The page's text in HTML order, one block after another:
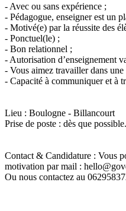
- Avec ou sans expérience ;
- Pédagogue, enseigner est un
- Motivé(e) par la réussite des
- Ponctuel(le) ;
- Bon relationnel ;
- Autorisation d’enseignement
- Vous aimez travailler dans
- Capacité à communiquer et à
Lieu : Boulogne - Billancourt
Prise de poste : dès que possible.
Contact & Candidature : Vous
motivation par mail :
Ou nous contactez au